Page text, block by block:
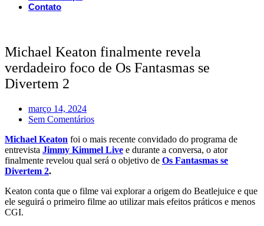
Contato
Michael Keaton finalmente revela
verdadeiro foco de Os Fantasmas se
Divertem 2
março 14, 2024
Sem Comentários
Michael Keaton foi o mais recente convidado do programa de
entrevista Jimmy Kimmel Live e durante a conversa, o ator
finalmente revelou qual será o objetivo de Os Fantasmas se
Divertem 2.
Keaton conta que o filme vai explorar a origem do Beatlejuice e que
ele seguirá o primeiro filme ao utilizar mais efeitos práticos e menos
CGI.